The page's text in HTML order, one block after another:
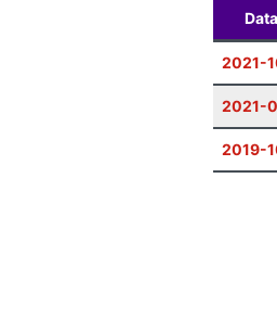
Data
2021-
2021-
2019-